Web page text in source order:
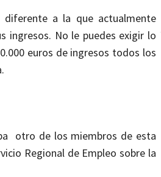
diferente a la que actualmente
ingresos. No le puedes exigir lo
euros de ingresos todos los
otro de los miembros de esta
Regional de Empleo sobre la